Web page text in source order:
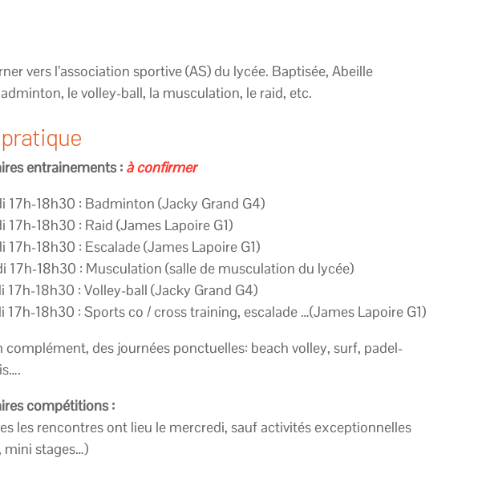
vers l’association sportive (AS) du lycée. Baptisée, Abeille
le volley-ball, la musculation, le raid, etc.
entrainements : à confirmer
17h-18h30 : Badminton (Jacky Grand G4)
17h-18h30 : Raid (James Lapoire G1)
17h-18h30 : Escalade (James Lapoire G1)
17h-18h30 : Musculation (salle de musculation du lycée)
17h-18h30 : Volley-ball (Jacky Grand G4)
17h-18h30 : Sports co / cross training, escalade …(James Lapoire G1)
complément, des journées ponctuelles: beach volley, surf, padel-
compétitions :
les rencontres ont lieu le mercredi, sauf activités exceptionnelles
mini stages…)